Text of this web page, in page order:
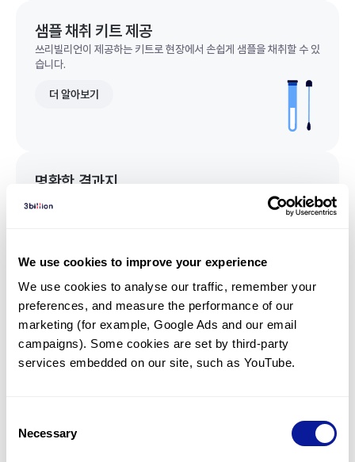
We use cookies to improve your experience
We use cookies to analyse our traffic, remember your
preferences, and measure the performance of our
marketing (for example, Google Ads and our email
campaigns). Some cookies are set by third-party
services embedded on our site, such as YouTube.
Selection
Necessary
샘플 채취 키트 제공
쓰리빌리언이 제공하는 키트로 현장에서 손쉽게 샘플을 채취할 수 있
습니다.
더 알아보기
명확한 결과지
임상유전학팀과 소통
궁금한 점을 임상유전학팀과 직접 논의 할 수 있습니다.
문의하기
미진단된 경우에 재분석을 통해 후속 케어를 받을 수 있습니다.